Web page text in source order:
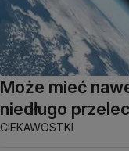
Może mieć
niedługo
CIEKAWOSTKI